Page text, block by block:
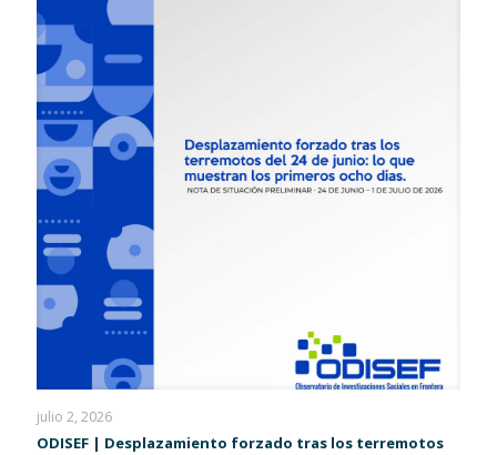
julio 2, 2026
ODISEF | Desplazamiento forzado tras los terremotos